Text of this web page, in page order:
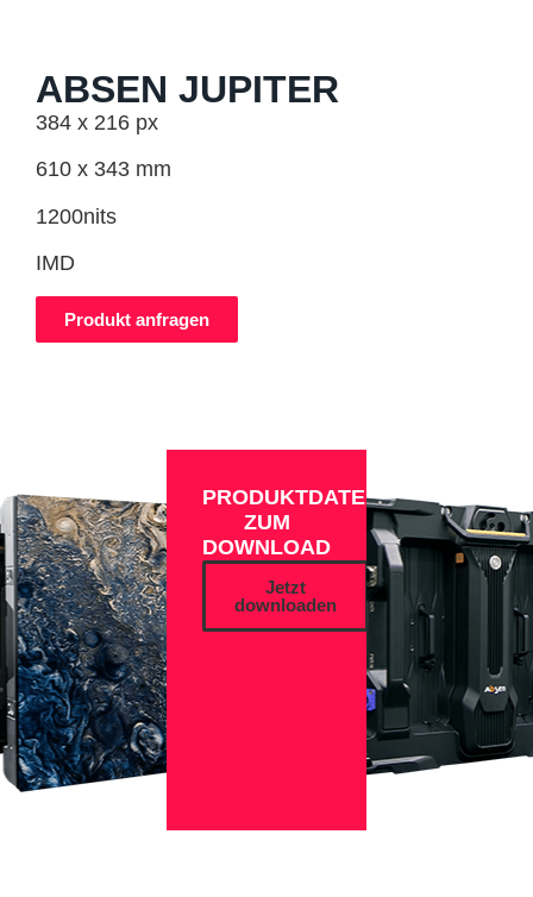
ABSEN JUPITER
384 x 216 px
610 x 343 mm
1200nits
IMD
Produkt anfragen
PRODUKTDATEN
ZUM
DOWNLOAD
Jetzt
downloaden